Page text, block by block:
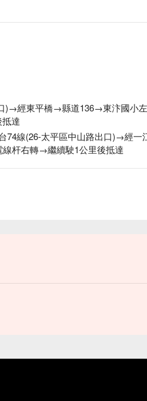
)→經東平橋→縣道136→東汴國小
達
74線(26-太平區中山路出口)→經
杆右轉→繼續駛1公里後抵達